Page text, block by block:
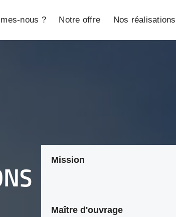
nous ? Notre offre Nos réalisations
Mission
Maître d'ouvrage